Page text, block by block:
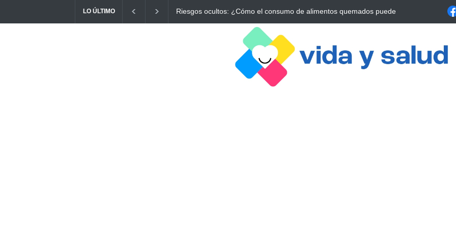
LO ÚLTIMO
¿Cómo el consumo de alimentos quemados puede Ayuno Digital: La Estrategia Esencial para Mejorar tu Bienestar La conexión vital